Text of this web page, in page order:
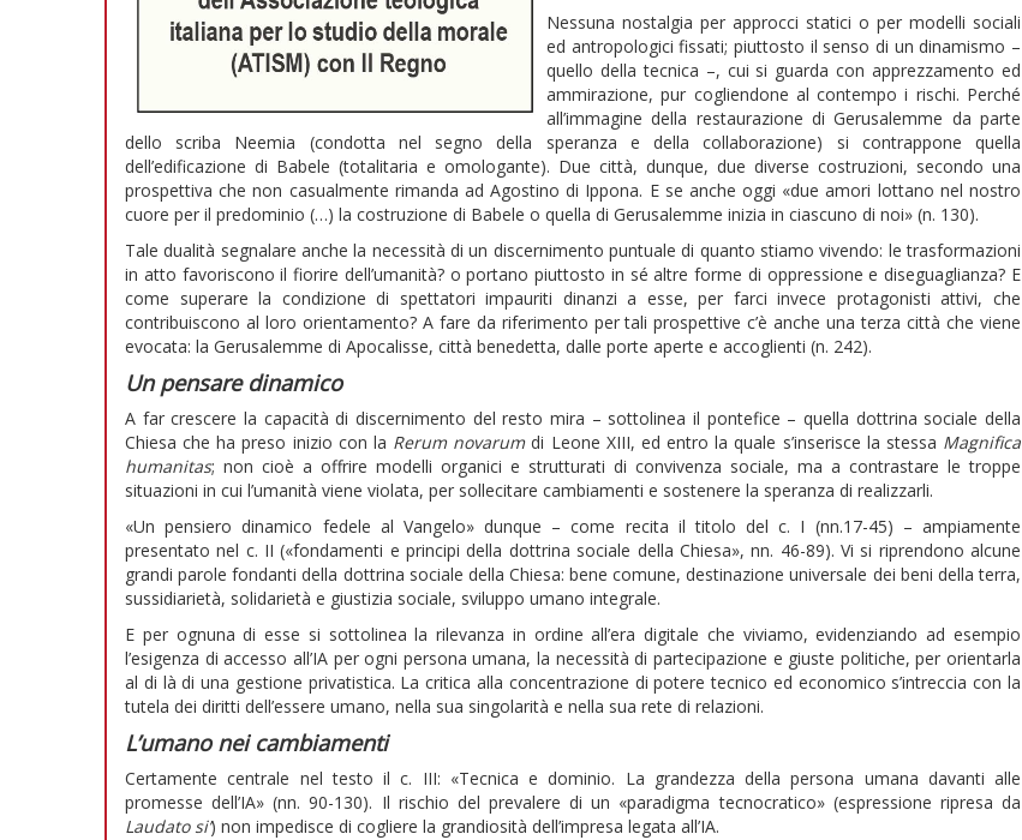
Nessuna nostalgia per approcci statici o per modelli sociali
ed antropologici fissati; piuttosto il senso di un dinamismo –
quello della tecnica –, cui si guarda con apprezzamento ed
ammirazione, pur cogliendone al contempo i rischi. Perché
all’immagine della restaurazione di Gerusalemme da parte
dello scriba Neemia (condotta nel segno della speranza e della collaborazione) si contrappone quella
dell’edificazione di Babele (totalitaria e omologante). Due città, dunque, due diverse costruzioni, secondo una
prospettiva che non casualmente rimanda ad Agostino di Ippona. E se anche oggi «due amori lottano nel nostro
cuore per il predominio (…) la costruzione di Babele o quella di Gerusalemme inizia in ciascuno di noi» (n. 130).
Tale dualità segnalare anche la necessità di un discernimento puntuale di quanto stiamo vivendo: le trasformazioni
in atto favoriscono il fiorire dell’umanità? o portano piuttosto in sé altre forme di oppressione e diseguaglianza? E
come superare la condizione di spettatori impauriti dinanzi a esse, per farci invece protagonisti attivi, che
contribuiscono al loro orientamento? A fare da riferimento per tali prospettive c’è anche una terza città che viene
evocata: la Gerusalemme di Apocalisse, città benedetta, dalle porte aperte e accoglienti (n. 242).
Un pensare dinamico
A far crescere la capacità di discernimento del resto mira – sottolinea il pontefice – quella dottrina sociale della
Chiesa che ha preso inizio con la Rerum novarumdi Leone XIII, ed entro la quale s’inserisce la stessa Magnifica
humanitas; non cioè a offrire modelli organici e strutturati di convivenza sociale, ma a contrastare le troppe
situazioni in cui l’umanità viene violata, per sollecitare cambiamenti e sostenere la speranza di realizzarli.
«Un pensiero dinamico fedele al Vangelo» dunque – come recita il titolo del c. I (nn.17-45) – ampiamente
presentato nel c. II («fondamenti e principi della dottrina sociale della Chiesa», nn. 46-89). Vi si riprendono alcune
grandi parole fondanti della dottrina sociale della Chiesa: bene comune, destinazione universale dei beni della terra,
sussidiarietà, solidarietà e giustizia sociale, sviluppo umano integrale.
E per ognuna di esse si sottolinea la rilevanza in ordine all’era digitale che viviamo, evidenziando ad esempio
l’esigenza di accesso all’IA per ogni persona umana, la necessità di partecipazione e giuste politiche, per orientarla
al di là di una gestione privatistica. La critica alla concentrazione di potere tecnico ed economico s’intreccia con la
tutela dei diritti dell’essere umano, nella sua singolarità e nella sua rete di relazioni.
L’umano nei cambiamenti
Certamente centrale nel testo il c. III: «Tecnica e dominio. La grandezza della persona umana davanti alle
promesse dell’IA» (nn. 90-130). Il rischio del prevalere di un «paradigma tecnocratico» (espressione ripresa da
Laudato si’) non impedisce di cogliere la grandiosità dell’impresa legata all’IA.